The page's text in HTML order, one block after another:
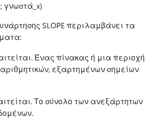
γνωστά_x)
SLOPE περιλαμβάνει τα
Ένας πίνακας ή μια περιοχή
εξαρτημένων σημείων
Το σύνολο των ανεξάρτητων